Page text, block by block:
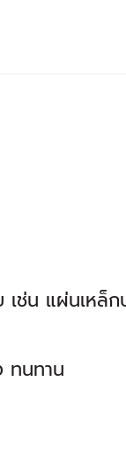
ช่น แผ่นเหล็
ทนทาน